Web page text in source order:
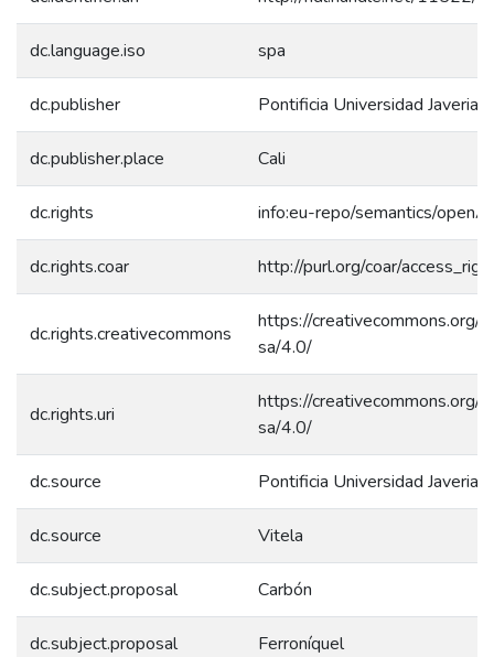
dc.language.iso spa
dc.publisher Pontificia Universidad
dc.publisher.place Cali
dc.rights info:eu-repo/semantics/
dc.rights.coar http://purl.org/coar/
dc.rights.creativecommons
https://creativecommons.org/
sa/4.0/
dc.rights.uri
https://creativecommons.org/
sa/4.0/
dc.source Pontificia Universidad
dc.source Vitela
dc.subject.proposal Carbón
dc.subject.proposal Ferroníquel